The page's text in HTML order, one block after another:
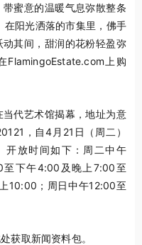
蜜意的温暖气息弥散整条
阳光洒落的市集里，佛手
其间，甜润的花粉轻盈弥
FlamingoEstate.com上购
代艺术馆揭幕，地址为意
，自4月21日（周二）
开放时间如下：周二中午
至下午4:00及晚上7:00至
10:00；周日中午12:00至
获取新闻资料包。